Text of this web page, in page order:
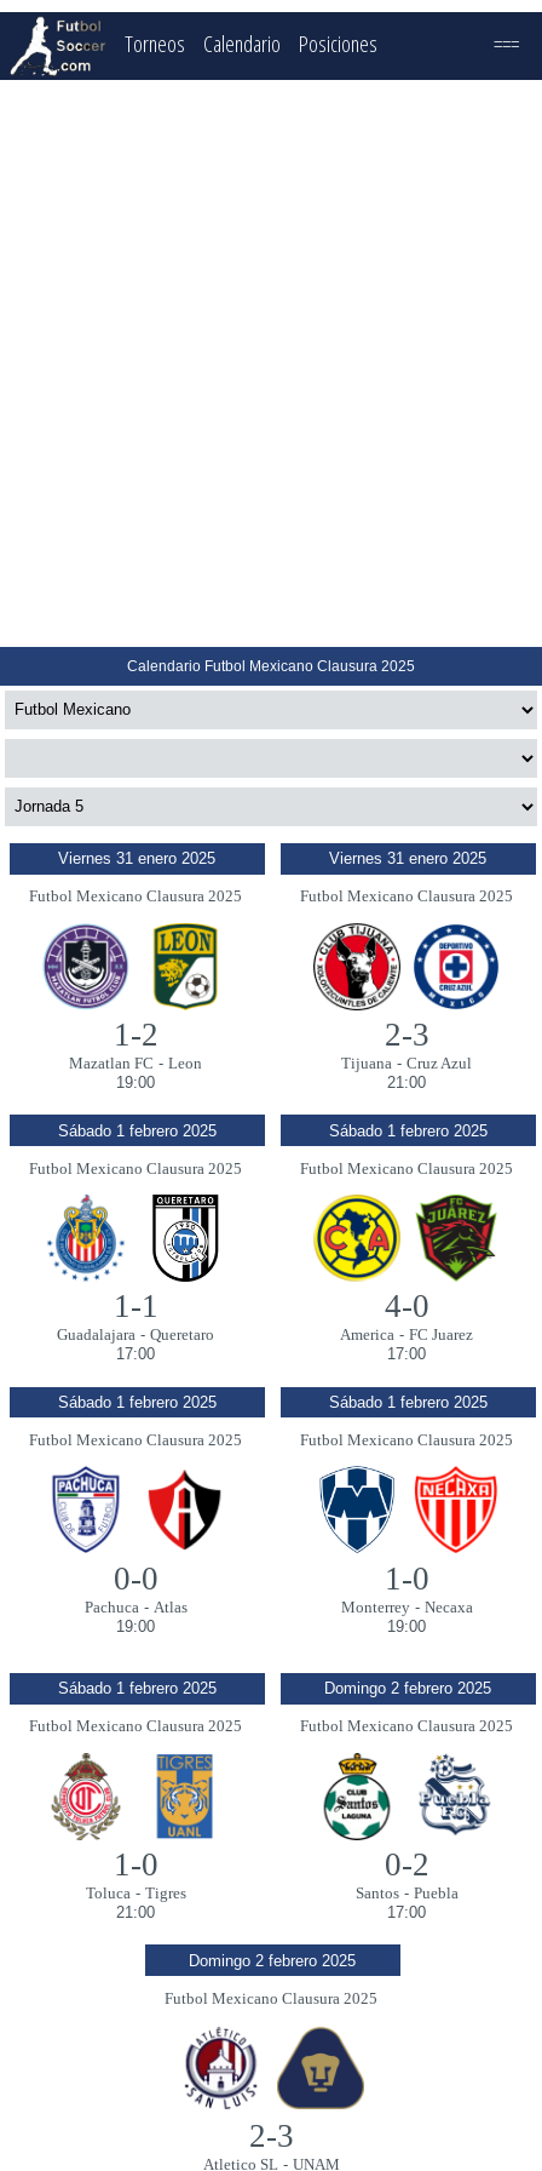
Torneos Calendario Posiciones ===
Calendario Futbol Mexicano Clausura 2025
Viernes 31 enero 2025
Futbol Mexicano Clausura 2025
1-2
Mazatlan FC - Leon
19:00
Viernes 31 enero 2025
Futbol Mexicano Clausura 2025
2-3
Tijuana - Cruz Azul
21:00
Sábado 1 febrero 2025
Futbol Mexicano Clausura 2025
1-1
Guadalajara - Queretaro
17:00
Sábado 1 febrero 2025
Futbol Mexicano Clausura 2025
4-0
America - FC Juarez
17:00
Sábado 1 febrero 2025
Futbol Mexicano Clausura 2025
0-0
Pachuca - Atlas
19:00
Sábado 1 febrero 2025
Futbol Mexicano Clausura 2025
1-0
Monterrey- Necaxa
19:00
Sábado 1 febrero 2025
Futbol Mexicano Clausura 2025
1-0
Toluca - Tigres
21:00
Domingo 2 febrero 2025
Futbol Mexicano Clausura 2025
0-2
Santos- Puebla
17:00
Domingo 2 febrero 2025
Futbol Mexicano Clausura 2025
2-3
Atletico SL - UNAM